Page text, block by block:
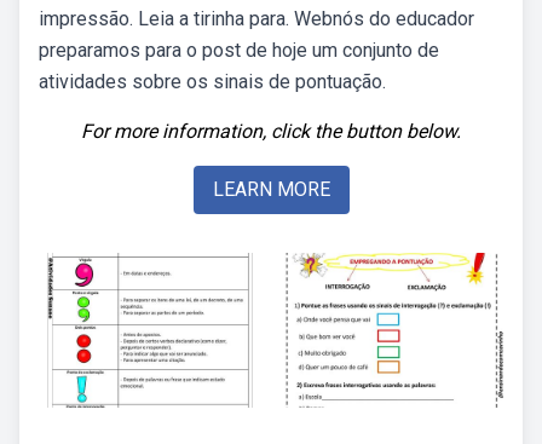
impressão. Leia a tirinha para. Webnós do educador
preparamos para o post de hoje um conjunto de
atividades sobre os sinais de pontuação.
For more information, click the button below.
LEARN MORE